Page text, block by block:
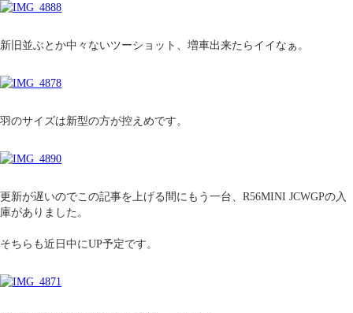
新旧並ぶとか中々ないツーショット、増車出来たらイイなぁ。
羽のサイズは新型の方が控えめです。
更新が遅いのでこの記事を上げる間にもう一台、R56MINI JCWGPの入
庫がありました。
そちらも近日中にUP予定です。